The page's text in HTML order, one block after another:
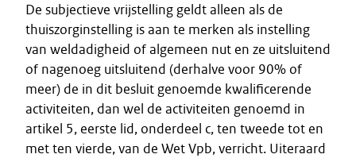
De subjectieve vrijstelling geldt alleen als de
thuiszorginstelling is aan te merken als instelling
van weldadigheid of algemeen nut en ze uitsluitend
of nagenoeg uitsluitend (derhalve voor 90% of
meer) de in dit besluit genoemde kwalificerende
activiteiten, dan wel de activiteiten genoemd in
artikel 5, eerste lid, onderdeel c, ten tweede tot en
met ten vierde, van de Wet Vpb, verricht. Uiteraard